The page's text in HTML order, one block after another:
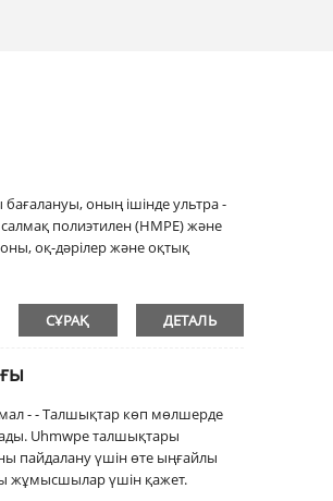
оның ішінде ультра -
полиэтилен (HMPE) және
оқ-дәрілер және оқтық
СҰРАҚ ДЕТАЛЬ
- - Талшықтар көп мөлшерде
Uhmwpe талшықтары
пайдалану үшін өте ыңғайлы
жұмысшылар үшін қажет.